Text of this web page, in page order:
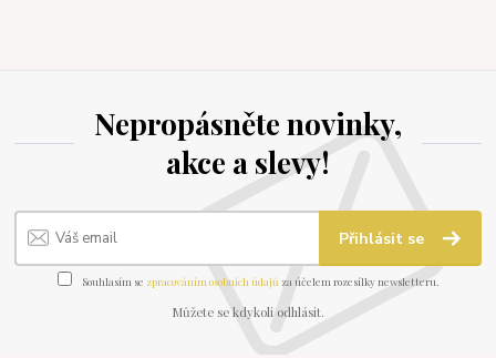
Nepropásněte novinky,
akce a slevy!
Přihlásit se
Souhlasím se zpracováním osobních údajů za účelem rozesílky newsletteru.
Můžete se kdykoli odhlásit.